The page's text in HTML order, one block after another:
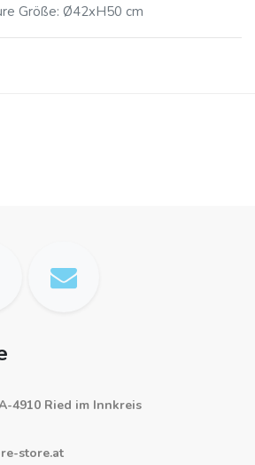
Größe: Ø42xH50 cm
4910 Ried im Innkreis
store.at